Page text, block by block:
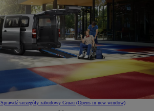
Sprawdź szczegóły zabudowy Gruau (Opens in new window)